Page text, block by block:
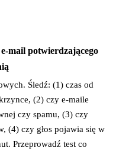
mail potwierdzającego
Śledź: (1) czas od
(2) czy e-maile
czy spamu, (3) czy
(4) czy głos pojawia się w
Przeprowadź test co